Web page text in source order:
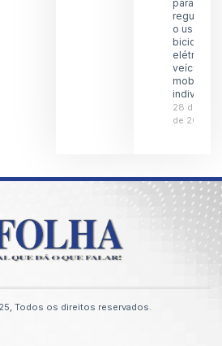
para
o uso de
bicicletas
elétricas
veículos
individual
28 de
de 2026
Todos os direitos reservados.